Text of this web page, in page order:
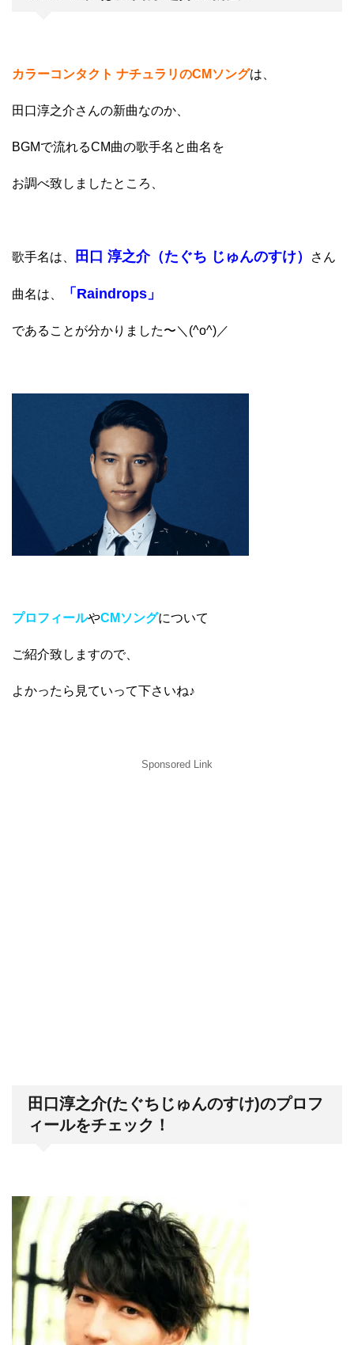
カラーコンタクト ナチュラリのCMソングは、
田口淳之介さんの新曲なのか、
BGMで流れるCM曲の歌手名と曲名を
お調べ致しましたところ、
歌手名は、 田口 淳之介（たぐち じゅんのすけ） さん
曲名は、 「Raindrops」
であることが分かりました〜＼(^o^)／
プロフィールやCMソングについて
ご紹介致しますので、
よかったら見ていって下さいね♪
Sponsored Link
田口淳之介(たぐちじゅんのすけ)のプロフ
ィールをチェック！